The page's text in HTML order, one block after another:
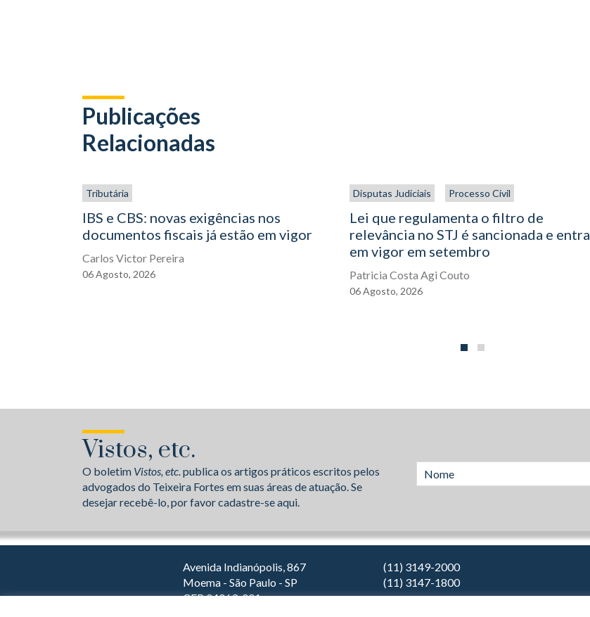
Publicações
Relacionadas
Tributária
IBS e CBS: novas exigências nos
documentos fiscais já estão em vigor
Carlos Victor Pereira
06Agosto, 2026
Disputas Judiciais Processo Civil
Lei que regulamenta o filtro de
relevância no STJ é sancionada e entra
em vigor em setembro
Patricia Costa Agi Couto
06Agosto, 2026
Vistos, etc.
O boletim Vistos, etc.publica os artigos práticos escritos pelos
advogados do Teixeira Fortes em suas áreas de atuação. Se
desejar recebê-lo, por favor cadastre-se aqui.
Avenida Indianópolis, 867
Moema - São Paulo - SP
CEP 04063-001
(11) 3149-2000
(11) 3147-1800